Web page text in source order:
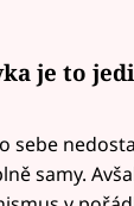
je to
sebe
samy.